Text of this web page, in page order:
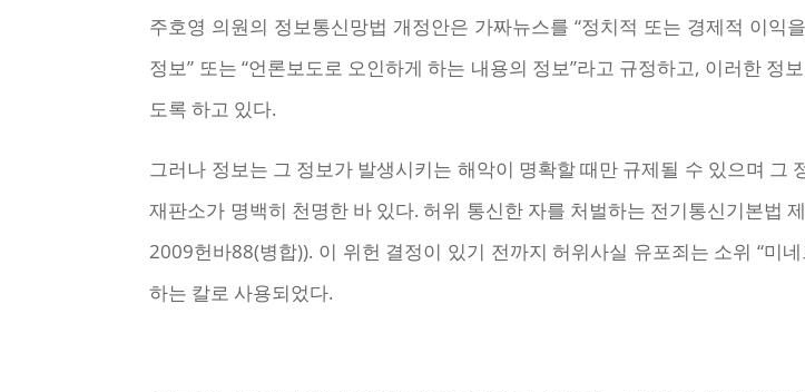
주호영 의원의 정보통신망법 개정안은 가짜뉴스를 “정치적 또는 경제적 이
정보” 또는 “언론보도로 오인하게 하는 내용의 정보”라고 규정하고, 이러한
도록 하고 있다.
그러나 정보는 그 정보가 발생시키는 해악이 명확할 때만 규제될 수 있으며
재판소가 명백히 천명한 바 있다. 허위 통신한 자를 처벌하는 전기통신기본법
2009헌바88(병합)). 이 위헌 결정이 있기 전까지 허위사실 유포죄는 소위 “미
하는 칼로 사용되었다.